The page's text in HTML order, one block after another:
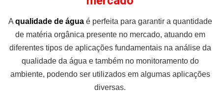
A qualidade de água é perfeita para garantir a quantidade
de matéria orgânica presente no mercado, atuando em
diferentes tipos de aplicações fundamentais na análise da
qualidade da água e também no monitoramento do
ambiente, podendo ser utilizados em algumas aplicações
diversas.